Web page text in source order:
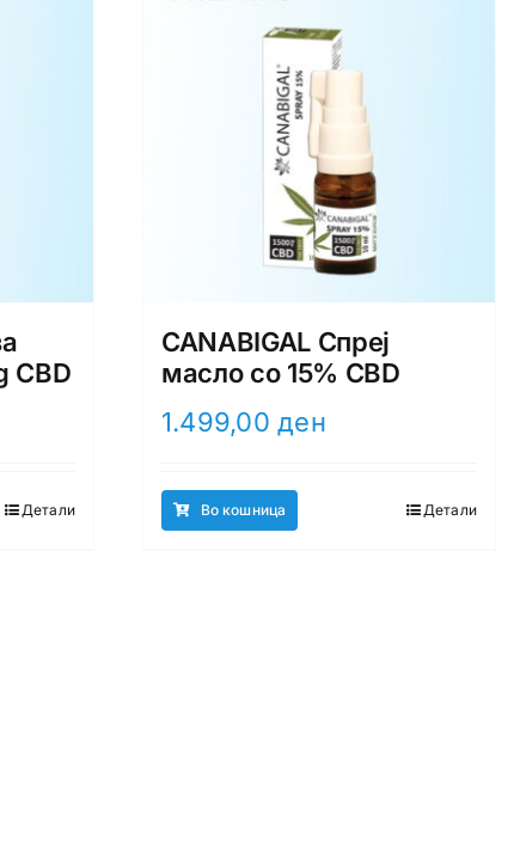
CBD
Детали
CANABIGAL Спреј
масло со 15% CBD
1.499,00ден
Во кошница Детали